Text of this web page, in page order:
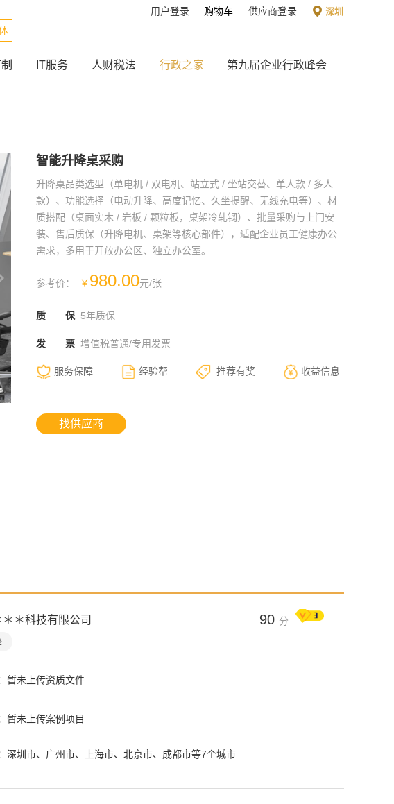
深圳
供应商登录
购物车
用户登录
IT服务 人财税法 行政之家 第九届企业行政峰会
智能升降桌采购
升降桌品类选型（单电机 / 双电机、站立式 / 坐站交替、单人款 / 多人
款）、功能选择（电动升降、高度记忆、久坐提醒、无线充电等）、材
质搭配（桌面实木 / 岩板 / 颗粒板，桌架冷轧钢）、批量采购与上门安
装、售后质保（升降电机、桌架等核心部件），适配企业员工健康办公
需求，多用于开放办公区、独立办公室。
参考价： ￥ 980.00元/张
质 保 5年质保
发 票 增值税普通/专用发票
服务保障 经验帮 推荐有奖 收益信息
找供应商
＊科技有限公司 90 分
暂未上传资质文件
暂未上传案例项目
深圳市、广州市、上海市、北京市、成都市等7个城市